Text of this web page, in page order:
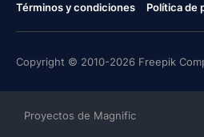
Términos y condiciones Política de
Copyright © 2010-2026 Freepik
Proyectos de Magnific